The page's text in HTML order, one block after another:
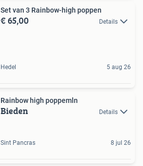
Set van 3 Rainbow-high poppen
€ 65,00 Details
Hedel 5 aug 26
Rainbow high poppemln
Bieden Details
Sint Pancras 8 jul 26